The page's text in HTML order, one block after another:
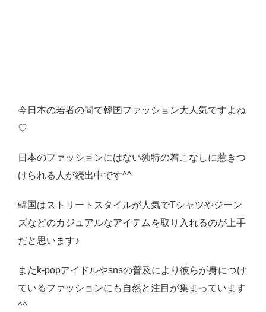
今日本の若者の間で韓国ファッション大人気ですよね
♡
日本のファッションにはない独特の着こなしに惹きつ
けられる人が続出中です^^
韓国はストリートスタイルが人気でTシャツやジーン
ズなどのカジュアルなアイテムを取り入れるのが上手
だと思います♪
またk-popアイドルやsnsの普及により彼らが身につけ
ているファッションにも自然と注目が集まっています
^^